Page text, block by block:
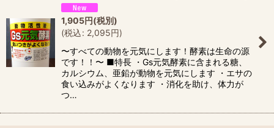
1,905円(税別)
(税込: 2,095円)
〜すべての動物を元気にします！酵素は生命の源
です！！〜 ■特長 ・Gs元気酵素に含まれる糖、
カルシウム、亜鉛が動物を元気にします ・エサの
食い込みがよくなります ・消化を助け、体力が
つ…